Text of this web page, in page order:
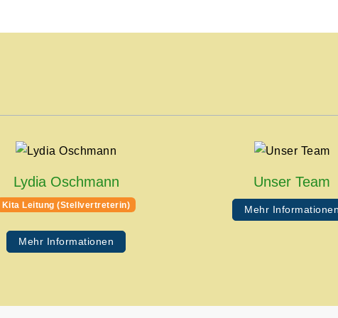
Lydia Oschmann
Kita Leitung (Stellvertreterin)
Mehr Informationen
Unser Team
Mehr